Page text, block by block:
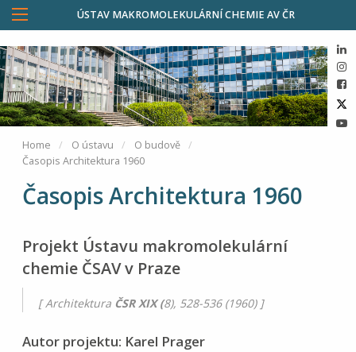
ÚSTAV MAKROMOLEKULÁRNÍ CHEMIE AV ČR
Home O ústavu
O budově
Časopis Architektura 1960
Časopis Architektura 1960
Projekt Ústavu makromolekulární
chemie ČSAV v Praze
[ Architektura ČSR XIX (8), 528-536 (1960) ]
Autor projektu: Karel Prager